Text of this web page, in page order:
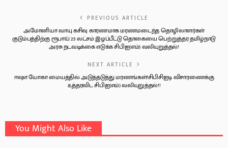
PREVIOUS ARTICLE
அமோனியா வாயு கசிவு காரணமாக மரணமடைந்த தொழிலாளர்கள்
குடும்பத்திற்கு ரூபாய் 25 லட்சம் இழப்பீட்டு தொகையை பெற்றுத்தர தமிழ்நாடு
அரசு நடவடிக்கை எடுக்க சிபிஐ(எம்) வலியுறுத்தல்!
NEXT ARTICLE
ஈஷா யோகா மையத்தில் அடுத்தடுத்து மரணங்கள்!சிபிசிஐடி விசாரணைக்கு
உத்தரவிட சிபிஐ(எம்) வலியுறுத்தல்!!
You Might Also Like